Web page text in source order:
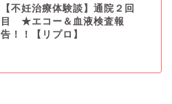
【不妊治療体験談】通院２回
目 ★エコー＆血液検査報
告！！【リプロ】